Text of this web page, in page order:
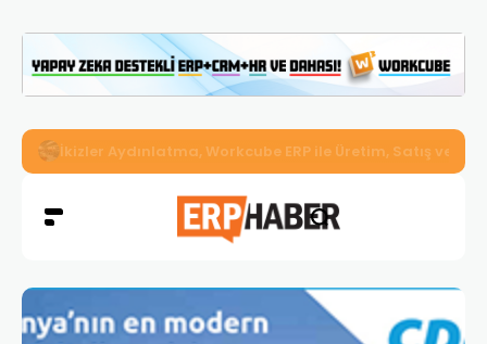
İkizler Aydınlatma, Workcube ERP ile Üretim, Satış ve